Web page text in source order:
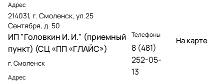
Адрес
214031, г. Смоленск, ул.25
Сентября, д. 50
ИП "Головкин И. И." (приемный
пункт) (СЦ «ПП «ГЛАЙС»)
г. Смоленск
Адрес
Телефоны
8 (481)
252-05-
13
На карте